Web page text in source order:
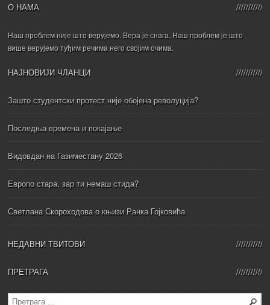
О НАМА
Наш проблем није што верујемо. Вера је снага. Наш проблем је што
више верујемо туђим речима него својим очима.
НАЈНОВИЈИ ЧЛАНЦИ
Зашто студентски протест није обојена револуција?
Последња времена и покајање
Видовдан на Газиместану 2026
Европо стара, зар ти немаш стида?
Светлана Скороходова о књизи Ранка Гојковића
НЕДАВНИ ТВИТОВИ
ПРЕТРАГА